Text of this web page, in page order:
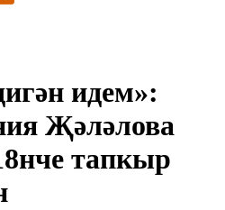
идем»:
Җәләлова
тапкыр